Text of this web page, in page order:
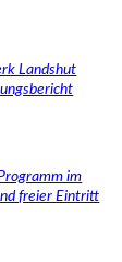
Landshut
im
freier Eintritt